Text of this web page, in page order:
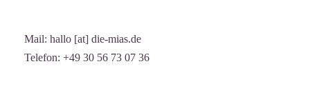
Mail: hallo [at] die-mias.de
Telefon: +49 30 56 73 07 36